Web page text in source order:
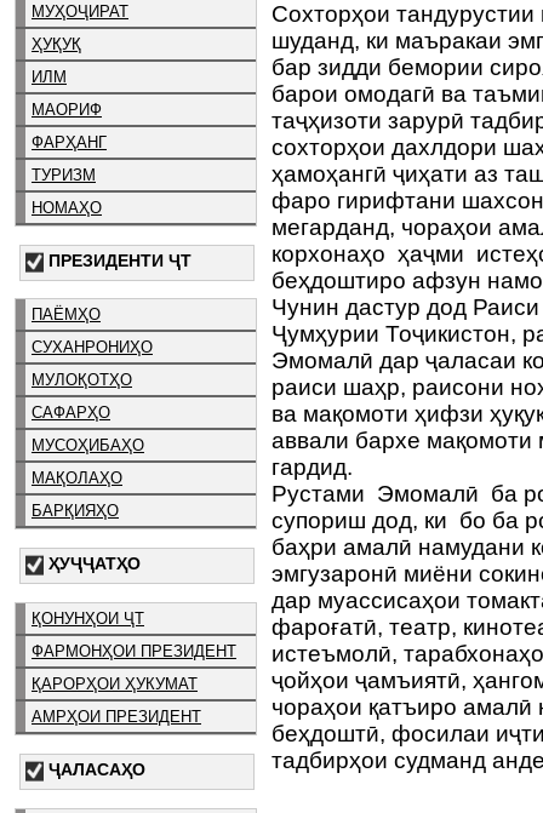
МУҲОҶИРАТ
ҲУҚУҚ
ИЛМ
МАОРИФ
ФАРҲАНГ
ТУРИЗМ
НОМАҲО
ПРЕЗИДЕНТИ ҶТ
ПАЁМҲО
СУХАНРОНИҲО
МУЛОҚОТҲО
САФАРҲО
МУСОҲИБАҲО
МАҚОЛАҲО
БАРҚИЯҲО
ҲУҶҶАТҲО
ҚОНУНҲОИ ҶТ
ФАРМОНҲОИ ПРЕЗИДЕНТ
ҚАРОРҲОИ ҲУКУМАТ
АМРҲОИ ПРЕЗИДЕНТ
ҶАЛАСАҲО
Сохторҳои
шуданд, ки маъракаи
бар зидди бемории
барои омодагӣ ва
таҷҳизоти зарурӣ
сохторҳои дахлдори
ҳамоҳангӣ ҷиҳати аз
фаро гирифтани
мегарданд, чораҳои
корхонаҳо ҳаҷми
беҳдоштиро афзун
Чунин дастур дод
Ҷумҳурии Тоҷикистон,
Эмомалӣ дар ҷаласаи
раиси шаҳр, раисони
ва мақомоти ҳифзи
аввали бархе мақомоти
гардид.
Рустами Эмомалӣ ба
супориш дод, ки бо ба
баҳри амалӣ намудани
эмгузаронӣ миёни
дар муассисаҳои
фароғатӣ, театр,
истеъмолӣ,
ҷойҳои ҷамъиятӣ,
чораҳои қатъиро
беҳдоштӣ, фосилаи
тадбирҳои судманд